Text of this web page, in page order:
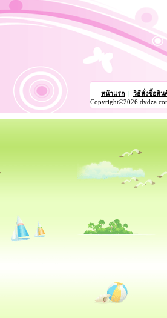
หน้าแรก
วิธีสั่งซื้อสิน
Copyright©2026